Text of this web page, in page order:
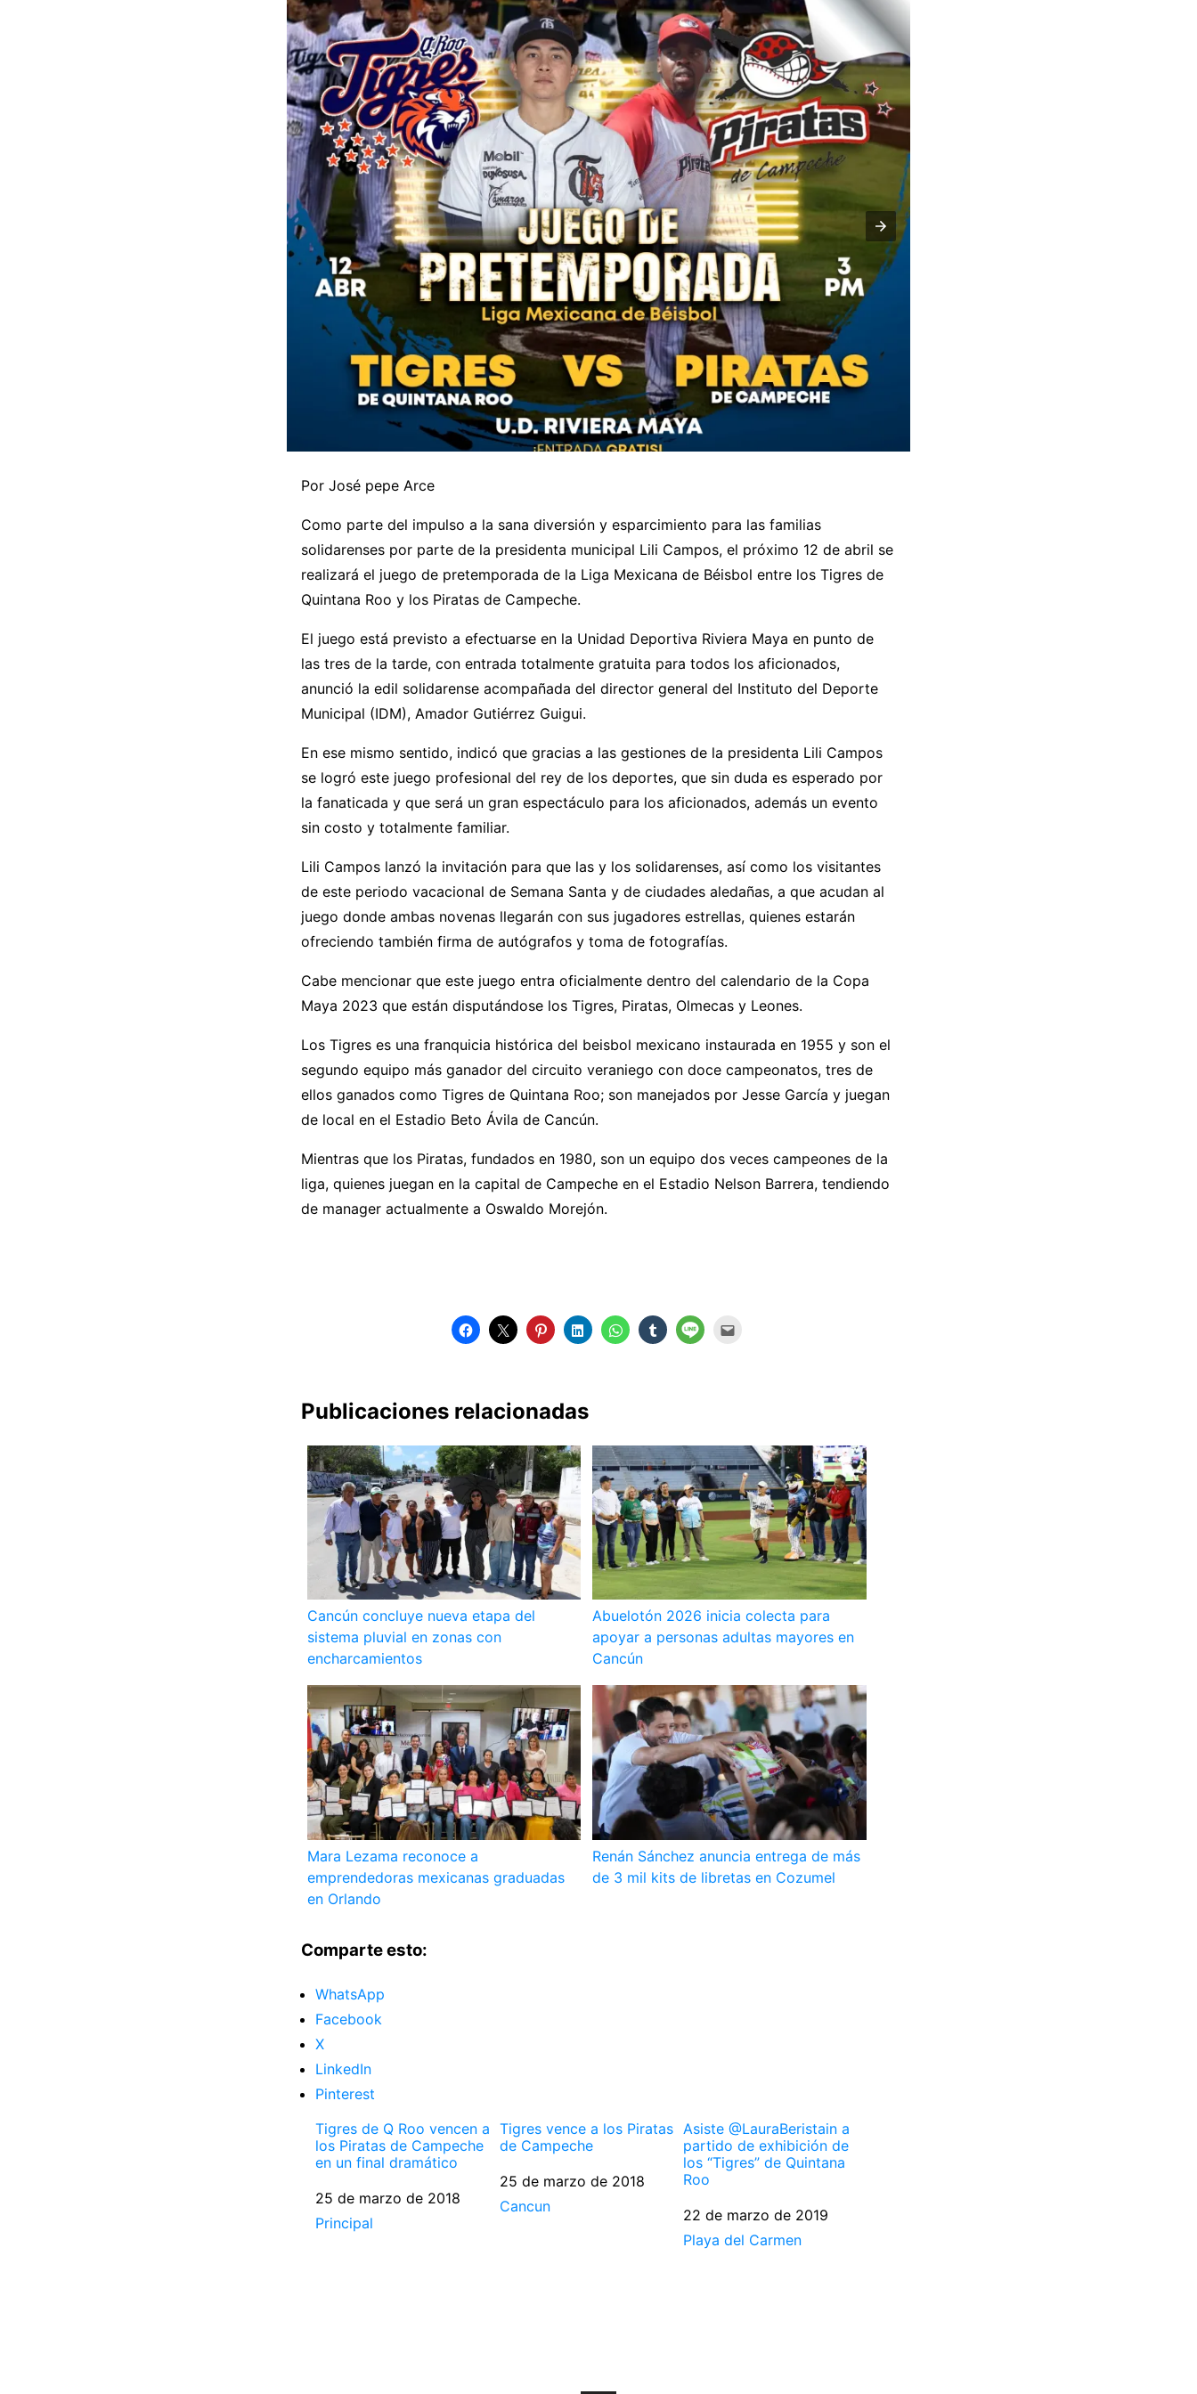
Por José pepe Arce
Como parte del impulso a la sana diversión y esparcimiento para las familias
solidarenses por parte de la presidenta municipal Lili Campos, el próximo 12 de abril se
realizará el juego de pretemporada de la Liga Mexicana de Béisbol entre los Tigres de
Quintana Roo y los Piratas de Campeche.
El juego está previsto a efectuarse en la Unidad Deportiva Riviera Maya en punto de
las tres de la tarde, con entrada totalmente gratuita para todos los aficionados,
anunció la edil solidarense acompañada del director general del Instituto del Deporte
Municipal (IDM), Amador Gutiérrez Guigui.
En ese mismo sentido, indicó que gracias a las gestiones de la presidenta Lili Campos
se logró este juego profesional del rey de los deportes, que sin duda es esperado por
la fanaticada y que será un gran espectáculo para los aficionados, además un evento
sin costo y totalmente familiar.
Lili Campos lanzó la invitación para que las y los solidarenses, así como los visitantes
de este periodo vacacional de Semana Santa y de ciudades aledañas, a que acudan al
juego donde ambas novenas llegarán con sus jugadores estrellas, quienes estarán
ofreciendo también firma de autógrafos y toma de fotografías.
Cabe mencionar que este juego entra oficialmente dentro del calendario de la Copa
Maya 2023 que están disputándose los Tigres, Piratas, Olmecas y Leones.
Los Tigres es una franquicia histórica del beisbol mexicano instaurada en 1955 y son el
segundo equipo más ganador del circuito veraniego con doce campeonatos, tres de
ellos ganados como Tigres de Quintana Roo; son manejados por Jesse García y juegan
de local en el Estadio Beto Ávila de Cancún.
Mientras que los Piratas, fundados en 1980, son un equipo dos veces campeones de la
liga, quienes juegan en la capital de Campeche en el Estadio Nelson Barrera, tendiendo
de manager actualmente a Oswaldo Morejón.
Publicaciones relacionadas
Cancún concluye nueva etapa del
sistema pluvial en zonas con
encharcamientos
Abuelotón 2026 inicia colecta para
apoyar a personas adultas mayores en
Cancún
Mara Lezama reconoce a
emprendedoras mexicanas graduadas
en Orlando
Renán Sánchez anuncia entrega de más
de 3 mil kits de libretas en Cozumel
Comparte esto:
WhatsApp
Facebook
X
LinkedIn
Pinterest
Tigres de Q Roo vencen a
los Piratas de Campeche
en un final dramático
Fecha
25 de marzo de 2018
Respecto a
Principal
Tigres vence a los Piratas
de Campeche
Fecha
25 de marzo de 2018
Respecto a
Cancun
Asiste @LauraBeristain a
partido de exhibición de
los “Tigres” de Quintana
Roo
Fecha
22 de marzo de 2019
Respecto a
Playa del Carmen